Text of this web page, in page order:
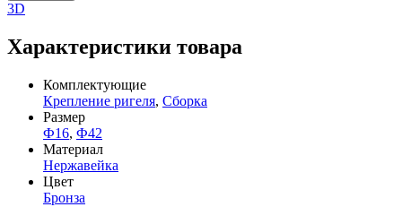
3D
Характеристики товара
Комплектующие
Крепление ригеля, Сборка
Размер
Ф16, Ф42
Материал
Нержавейка
Цвет
Бронза